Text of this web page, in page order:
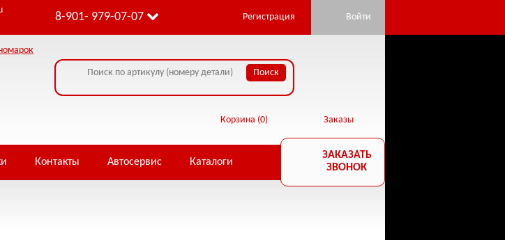
by (output started at /home/i/infowe4f/piterjapan.ru/public_html/core/database.php:22) in
8-901- 979-07-07 Регистрация Войти
Заказы
Корзина (0)
Контакты Автосервис Каталоги
ЗАКАЗАТЬ
ЗВОНОК